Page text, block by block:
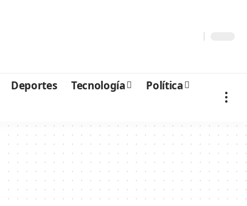
Deportes Tecnología
Política